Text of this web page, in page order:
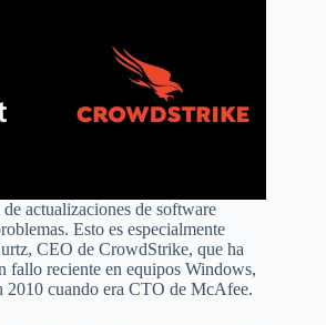
actualizaciones de software
Esto es especialmente
CEO de CrowdStrike, que ha
fallo reciente en equipos Windows,
2010 cuando era CTO de McAfee.